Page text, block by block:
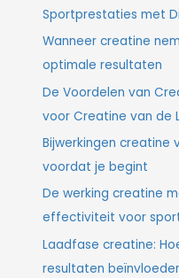
Sportprestaties met
Wanneer creatine
optimale resultaten
De Voordelen van
voor Creatine van de
Bijwerkingen creatine
voordat je begint
De werking creatine
effectiviteit voor
Laadfase creatine:
resultaten